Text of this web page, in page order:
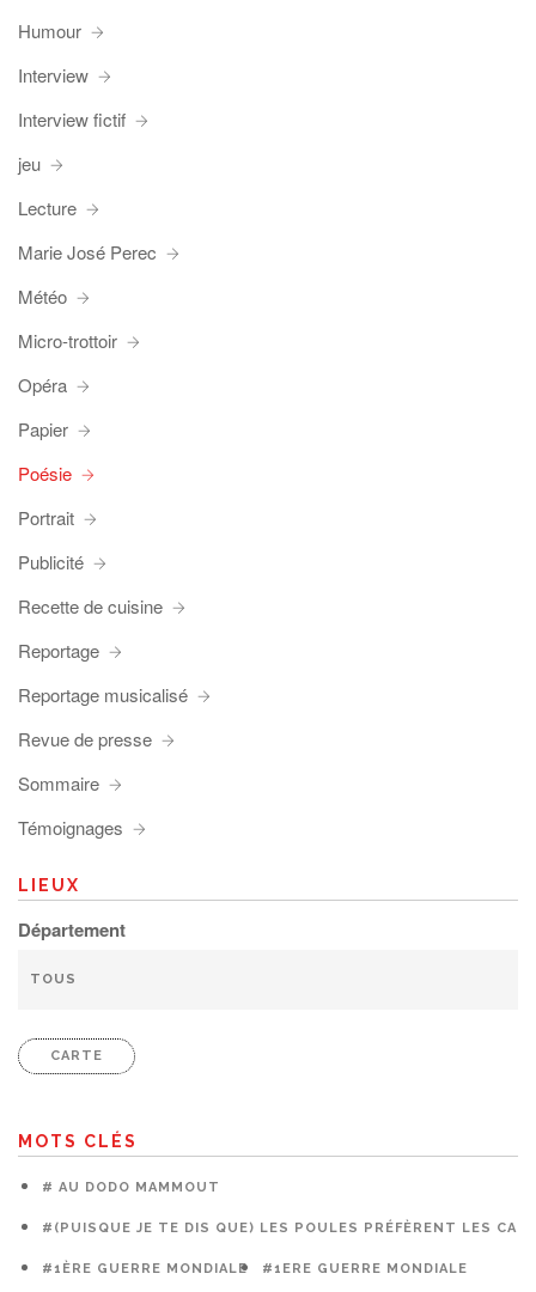
Humour
Interview
Interview fictif
jeu
Lecture
Marie José Perec
Météo
Micro-trottoir
Opéra
Papier
Poésie
Portrait
Publicité
Recette de cuisine
Reportage
Reportage musicalisé
Revue de presse
Sommaire
Témoignages
LIEUX
Département
CARTE
MOTS CLÉS
# AU DODO MAMMOUT
#(PUISQUE JE TE DIS QUE) LES POULES PRÉFÈRENT LES
#1ÈRE GUERRE MONDIALE #1ERE GUERRE MONDIALE